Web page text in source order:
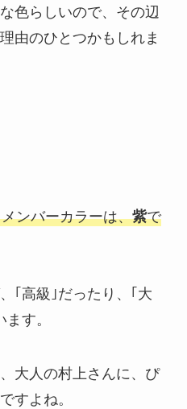
色らしいので、その辺
由のひとつかもしれま
ンバーカラーは、紫で
｢高級｣だったり、｢大
す。
大人の村上さんに、ぴ
すよね。